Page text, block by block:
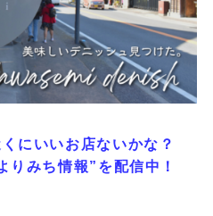
にいいお店ないかな？
りみち情報”を配信中！